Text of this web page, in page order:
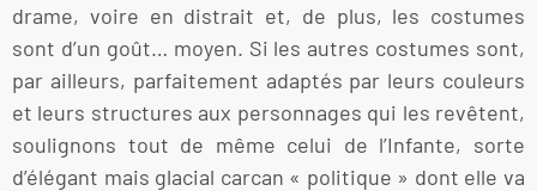
drame, voire en distrait et, de plus, les costumes
sont d’un goût… moyen. Si les autres costumes sont,
par ailleurs, parfaitement adaptés par leurs couleurs
et leurs structures aux personnages qui les revêtent,
soulignons tout de même celui de l’Infante, sorte
d’élégant mais glacial carcan « politique » dont elle va